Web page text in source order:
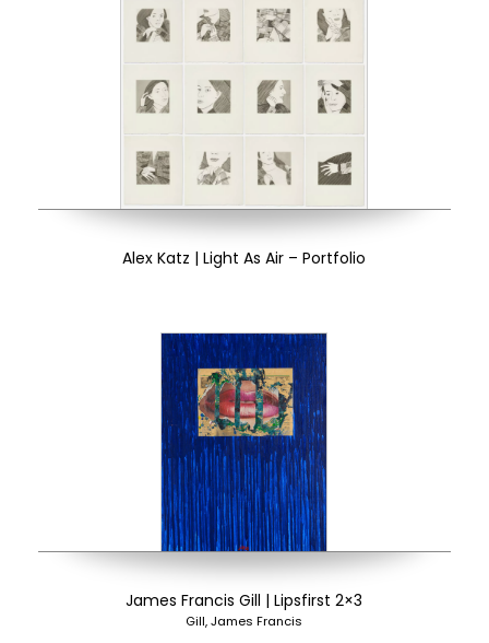
Alex Katz | Light As Air – Portfolio
James Francis Gill | Lipsfirst 2×3
Gill, James Francis